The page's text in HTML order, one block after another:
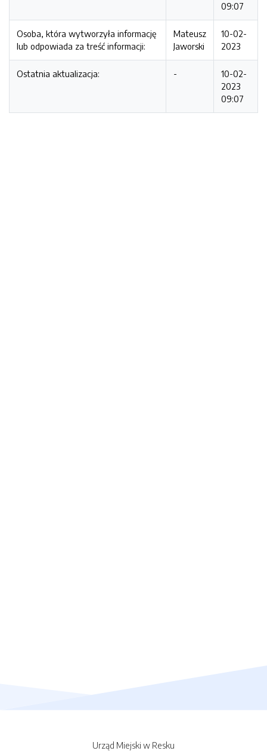
09:07
Osoba, która wytworzyła informację
lub odpowiada za treść informacji:
Mateusz
Jaworski
10-02-
2023
Ostatnia aktualizacja: -
10-02-
2023
09:07
Urząd Miejski w Resku